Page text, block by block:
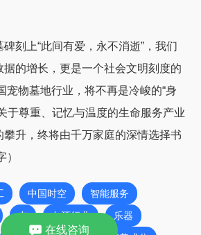
刻上“此间有爱，永不消逝”，我们
的增长，更是一个社会文明刻度的
宠物墓地行业，将不再是冷峻的“身
于尊重、记忆与温度的生命服务产业
升，终将由千万家庭的深情选择书
中国时空
智能服务
布 白酒行业
乐器
在线咨询